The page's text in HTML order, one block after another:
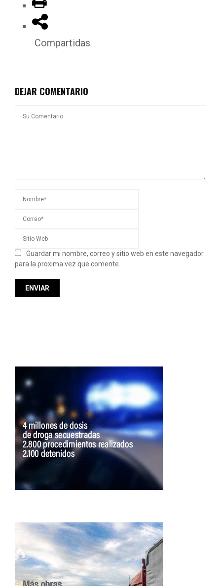
Compartidas
DEJAR COMENTARIO
Guardar mi nombre, correo y sitio web en este navegador
para la proxima vez que comente.